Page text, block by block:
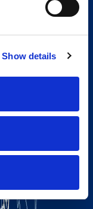
Show details